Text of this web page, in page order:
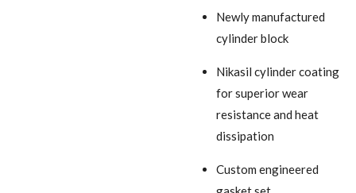
Newly manufactured
cylinder block
Nikasil cylinder coating
for superior wear
resistance and heat
dissipation
Custom engineered